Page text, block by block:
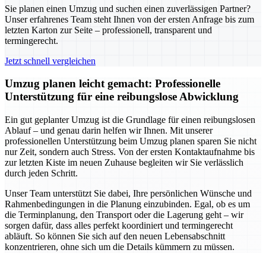
Sie planen einen Umzug und suchen einen zuverlässigen Partner?
Unser erfahrenes Team steht Ihnen von der ersten Anfrage bis zum
letzten Karton zur Seite – professionell, transparent und
termingerecht.
Jetzt schnell vergleichen
Umzug planen leicht gemacht: Professionelle
Unterstützung für eine reibungslose Abwicklung
Ein gut geplanter Umzug ist die Grundlage für einen reibungslosen
Ablauf – und genau darin helfen wir Ihnen. Mit unserer
professionellen Unterstützung beim Umzug planen sparen Sie nicht
nur Zeit, sondern auch Stress. Von der ersten Kontaktaufnahme bis
zur letzten Kiste im neuen Zuhause begleiten wir Sie verlässlich
durch jeden Schritt.
Unser Team unterstützt Sie dabei, Ihre persönlichen Wünsche und
Rahmenbedingungen in die Planung einzubinden. Egal, ob es um
die Terminplanung, den Transport oder die Lagerung geht – wir
sorgen dafür, dass alles perfekt koordiniert und termingerecht
abläuft. So können Sie sich auf den neuen Lebensabschnitt
konzentrieren, ohne sich um die Details kümmern zu müssen.